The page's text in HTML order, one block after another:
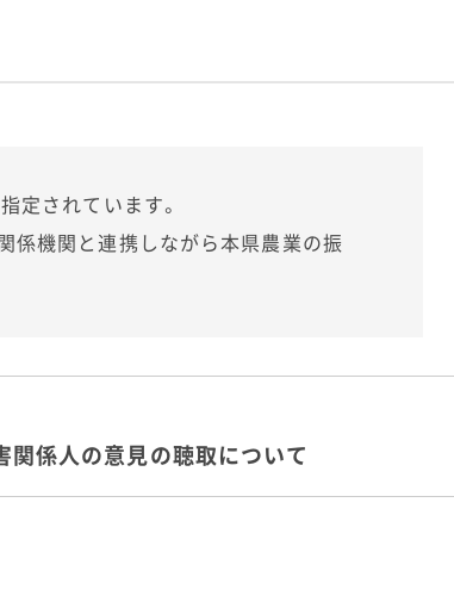
定されています。
係機関と連携しながら本県農業の振
関係人の意見の聴取について